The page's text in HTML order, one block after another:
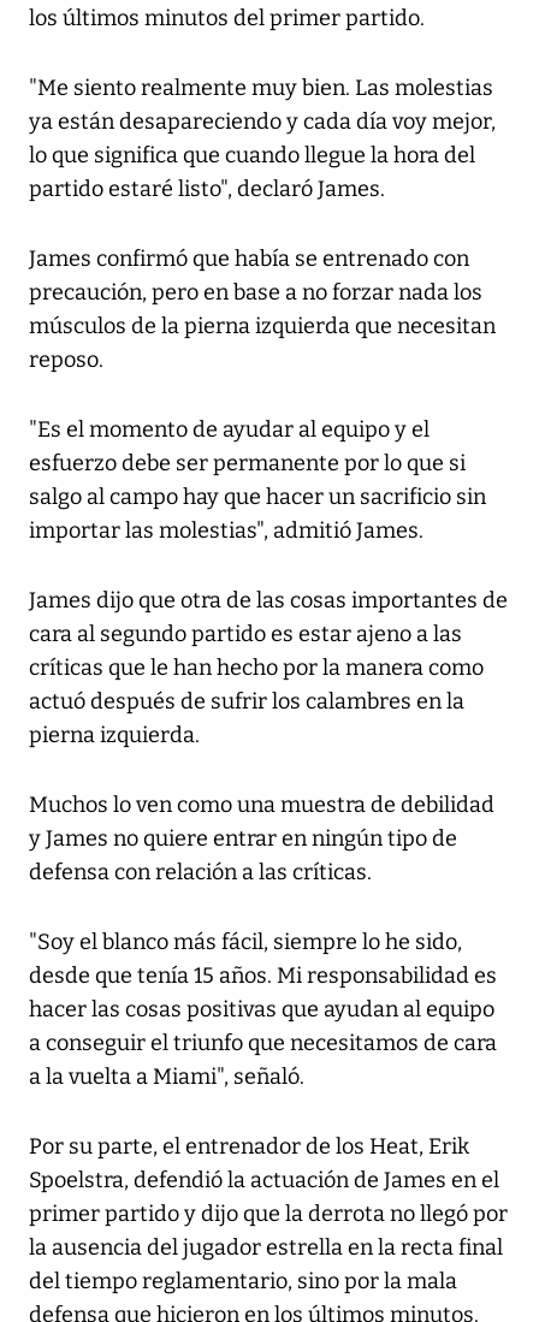
los últimos minutos del primer partido.
"Me siento realmente muy bien. Las molestias
ya están desapareciendo y cada día voy mejor,
lo que significa que cuando llegue la hora del
partido estaré listo", declaró James.
James confirmó que había se entrenado con
precaución, pero en base a no forzar nada los
músculos de la pierna izquierda que necesitan
reposo.
"Es el momento de ayudar al equipo y el
esfuerzo debe ser permanente por lo que si
salgo al campo hay que hacer un sacrificio sin
importar las molestias", admitió James.
James dijo que otra de las cosas importantes de
cara al segundo partido es estar ajeno a las
críticas que le han hecho por la manera como
actuó después de sufrir los calambres en la
pierna izquierda.
Muchos lo ven como una muestra de debilidad
y James no quiere entrar en ningún tipo de
defensa con relación a las críticas.
"Soy el blanco más fácil, siempre lo he sido,
desde que tenía 15 años. Mi responsabilidad es
hacer las cosas positivas que ayudan al equipo
a conseguir el triunfo que necesitamos de cara
a la vuelta a Miami", señaló.
Por su parte, el entrenador de los Heat, Erik
Spoelstra, defendió la actuación de James en el
primer partido y dijo que la derrota no llegó por
la ausencia del jugador estrella en la recta final
del tiempo reglamentario, sino por la mala
defensa que hicieron en los últimos minutos.